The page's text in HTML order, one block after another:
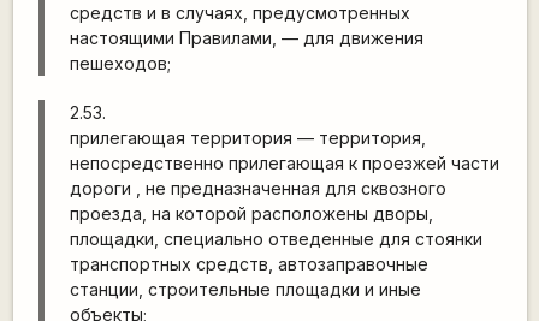
средств и в случаях, предусмотренных
настоящими Правилами, — для движения
пешеходов;
2.53.
прилегающая территория — территория,
непосредственно прилегающая к проезжей части
дороги , не предназначенная для сквозного
проезда, на которой расположены дворы,
площадки, специально отведенные для стоянки
транспортных средств, автозаправочные
станции, строительные площадки и иные
объекты;